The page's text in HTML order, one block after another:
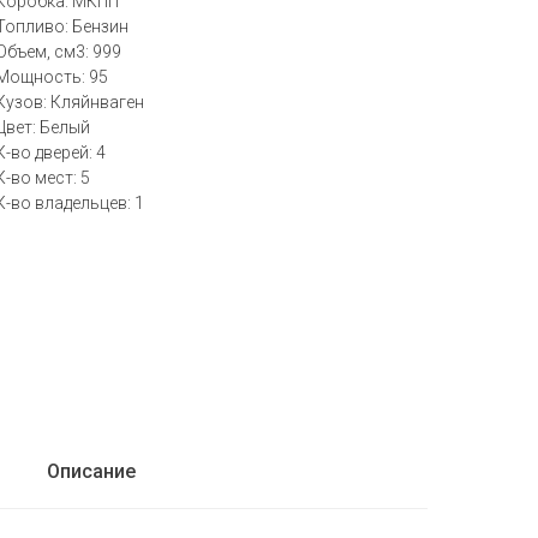
Бензин
см3: 999
95
Кляйнваген
Белый
во дверей: 4
во мест: 5
во владельцев: 1
Описание